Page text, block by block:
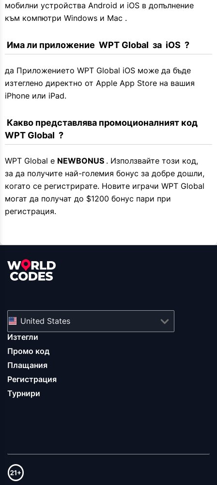
мобилни устройства Android и iOS в допълнение
към компютри Windows и Mac .
Има ли приложение  WPT Global  за  iOS  ?
да Приложението WPT Global iOS може да бъде
изтеглено директно от Apple App Store на вашия
iPhone или iPad.
WPT Global  ?
WPT Global е NEWBONUS . Използвайте този код,
за да получите най-големия бонус за добре дошли,
когато се регистрирате. Новите играчи WPT Global
могат да получат до $1200 бонус пари при
регистрация.
United States
Изтегли
Промо код
Плащания
Регистрация
Турнири